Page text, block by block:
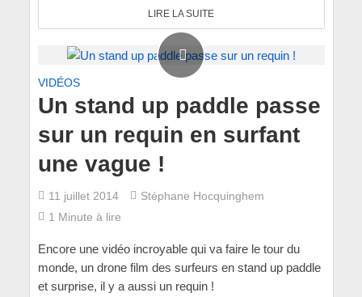
LIRE LA SUITE
VIDÉOS
Un stand up paddle passe
sur un requin en surfant
une vague !
11 juillet 2014
Stéphane Hocquinghem
1 Minute à lire
Encore une vidéo incroyable qui va faire le tour du
monde, un drone film des surfeurs en stand up paddle
et surprise, il y a aussi un requin !